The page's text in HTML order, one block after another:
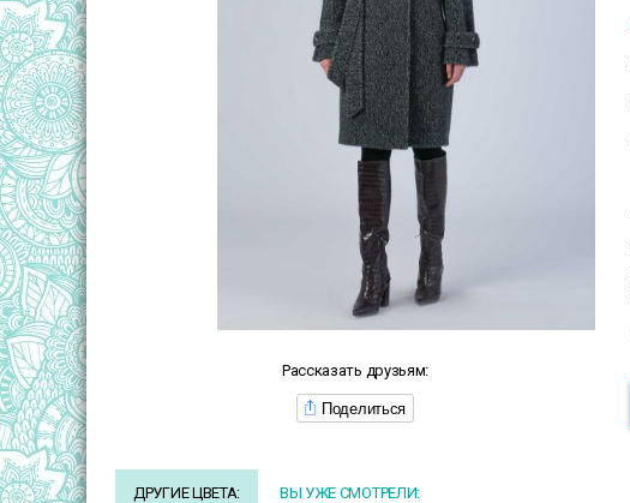
Рассказать друзьям:
Поделиться
ДРУГИЕ ЦВЕТА: ВЫ УЖЕ СМОТРЕЛИ: